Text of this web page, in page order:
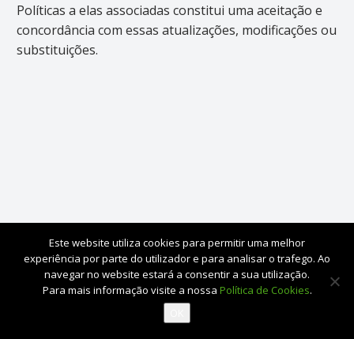
Políticas a elas associadas constitui uma aceitação e
concordância com essas atualizações, modificações ou
substituições.
CONTACTOS
Telemóvel:(+351) 962 358 075
E-mail:geral@onthegreen.pt
Este website utiliza cookies para permitir uma melhor
experiência por parte do utilizador e para analisar o trafego. Ao
navegar no website estará a consentir a sua utilização.
Para mais informação visite a nossa Política de Cookies.